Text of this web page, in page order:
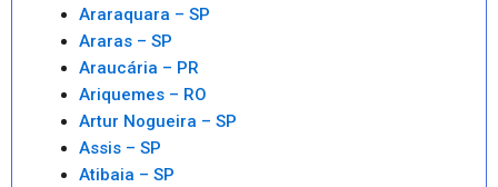
Araraquara – SP
Araras – SP
Araucária – PR
Ariquemes – RO
Artur Nogueira – SP
Assis – SP
Atibaia – SP